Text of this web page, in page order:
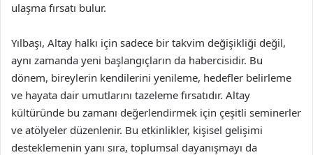
ulaşma fırsatı bulur.
Yılbaşı, Altay halkı için sadece bir takvim değişikliği değil,
aynı zamanda yeni başlangıçların da habercisidir. Bu
dönem, bireylerin kendilerini yenileme, hedefler belirleme
ve hayata dair umutlarını tazeleme fırsatıdır. Altay
kültüründe bu zamanı değerlendirmek için çeşitli seminerler
ve atölyeler düzenlenir. Bu etkinlikler, kişisel gelişimi
desteklemenin yanı sıra, toplumsal dayanışmayı da